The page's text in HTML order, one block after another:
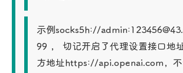
示例socks5h://
99 ， 切记开启了代理设置接口地
方地址https://api.openai.com，